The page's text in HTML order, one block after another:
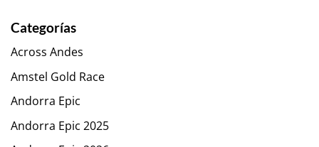
Categorías
Across Andes
Amstel Gold Race
Andorra Epic
Andorra Epic 2025